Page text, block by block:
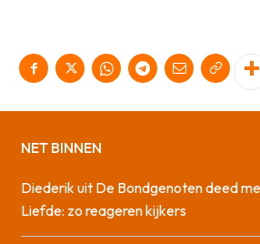
NET BINNEN
Diederik uit De Bondgenoten deed
Liefde: zo reageren kijkers